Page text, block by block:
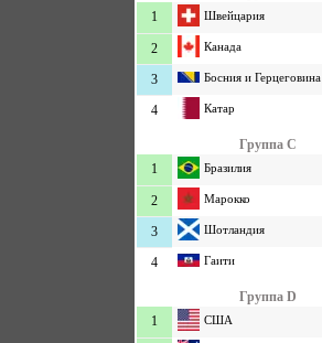
1
Швейцария
2 Канада
3 Босния и Герцеговина
4 Катар
Группа C
1
Бразилия
2 Марокко
3 Шотландия
4 Гаити
Группа D
1
США